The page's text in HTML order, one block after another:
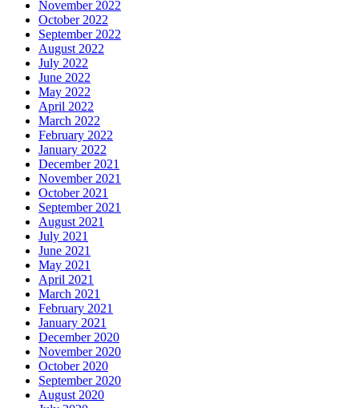
November 2022
October 2022
September 2022
August 2022
July 2022
June 2022
May 2022
April 2022
March 2022
February 2022
January 2022
December 2021
November 2021
October 2021
September 2021
August 2021
July 2021
June 2021
May 2021
April 2021
March 2021
February 2021
January 2021
December 2020
November 2020
October 2020
September 2020
August 2020